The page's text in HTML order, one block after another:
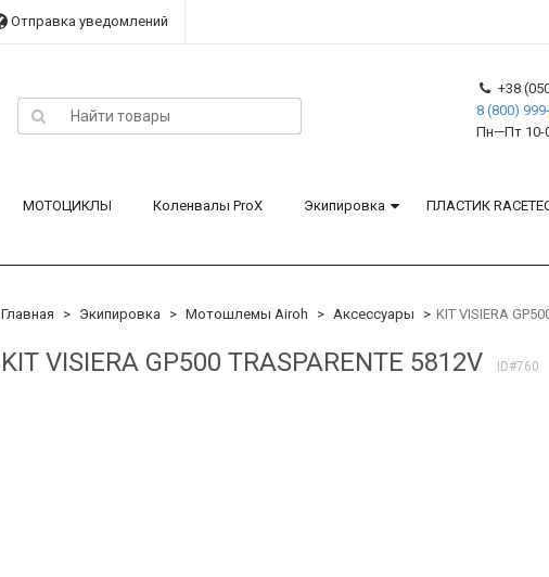
Отправка уведомлений
+38
8 (800)
Пн—Пт 10-
МОТОЦИКЛЫ Коленвалы ProX Экипировка ПЛАСТИК
Главная Экипировка Мотошлемы Airoh Аксессуары KIT VISIERA
KIT VISIERA GP500 TRASPARENTE 5812V ID#760